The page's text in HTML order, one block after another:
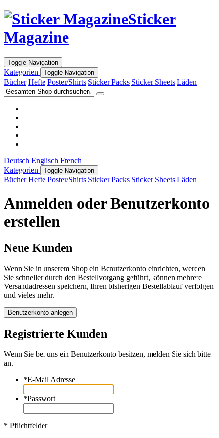
Sticker
Magazine
Toggle Navigation
Kategorien Toggle Navigation
Bücher Hefte Poster/Shirts Sticker Packs Sticker Sheets Läden
Deutsch Englisch French
Kategorien
Toggle Navigation
Bücher Hefte Poster/Shirts Sticker Packs Sticker Sheets Läden
Anmelden oder Benutzerkonto
erstellen
Neue Kunden
Wenn Sie in unserem Shop ein Benutzerkonto einrichten, werden
Sie schneller durch den Bestellvorgang geführt, können mehrere
Versandadressen speichern, Ihren bisherigen Bestellablauf verfolgen
und vieles mehr.
Benutzerkonto anlegen
Registrierte Kunden
Wenn Sie bei uns ein Benutzerkonto besitzen, melden Sie sich bitte
an.
*E-Mail Adresse
*Passwort
* Pflichtfelder